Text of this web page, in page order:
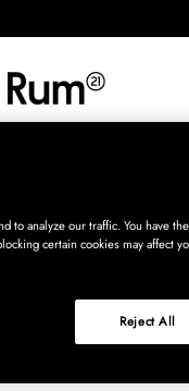
to analyze our traffic. You have
certain cookies may affect
Reject All